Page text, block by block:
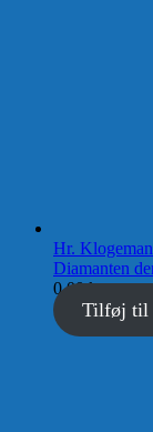
Hr.
Diamanten
0,00kr.
Tilføj til